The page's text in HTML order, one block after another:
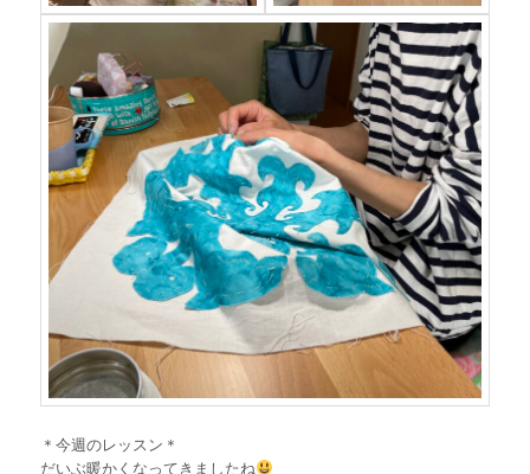
＊今週のレッスン＊
だいぶ暖かくなってきましたね